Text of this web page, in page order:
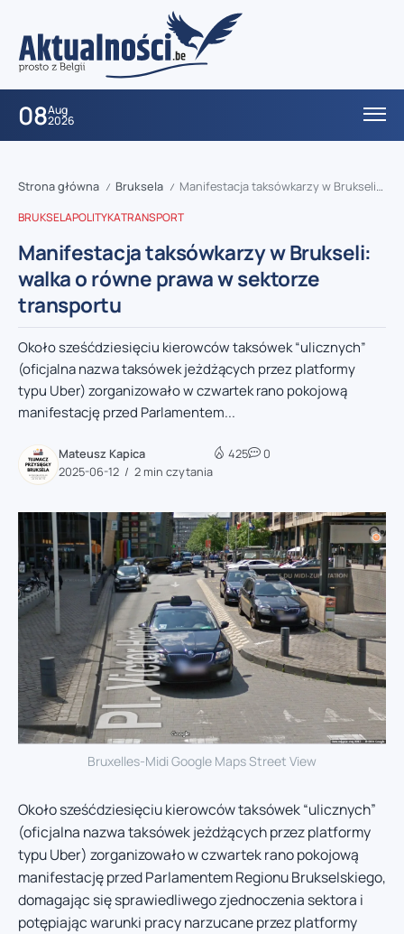
08Aug
2026
Strona główna / Bruksela / Manifestacja taksówkarzy w Brukseli: walka o równe prawa w sektorze transportu
BRUKSELAPOLITYKATRANSPORT
Manifestacja taksówkarzy w Brukseli:
walka o równe prawa w sektorze
transportu
Około sześćdziesięciu kierowców taksówek “ulicznych”
(oficjalna nazwa taksówek jeżdżących przez platformy
typu Uber) zorganizowało w czwartek rano pokojową
manifestację przed Parlamentem...
Mateusz Kapica
2025-06-12
2 min czytania
425 0
Bruxelles-Midi Google Maps Street View
Około sześćdziesięciu kierowców taksówek “ulicznych”
(oficjalna nazwa taksówek jeżdżących przez platformy
typu Uber) zorganizowało w czwartek rano pokojową
manifestację przed Parlamentem Regionu Brukselskiego,
domagając się sprawiedliwego zjednoczenia sektora i
potępiając warunki pracy narzucane przez platformy